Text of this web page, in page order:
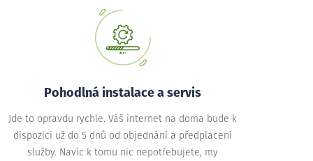
Pohodlná instalace a servis
Jde to opravdu rychle. Váš internet na doma bude k
dispozici už do 5 dnů od objednání a předplacení
služby. Navíc k tomu nic nepotřebujete, my